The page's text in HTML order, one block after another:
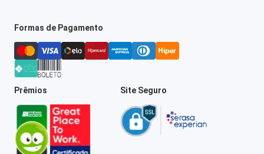
Formas de Pagamento
Prêmios Site Seguro